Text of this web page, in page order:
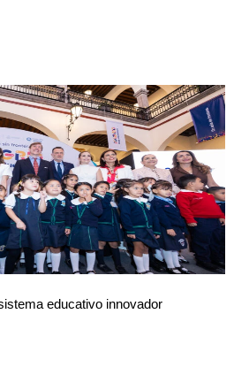
educativo innovador